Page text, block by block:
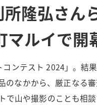
所隆弘さ
マルイで開
コンテスト 2024」。
のなかから、厳正なる
山や撮影のことも相談